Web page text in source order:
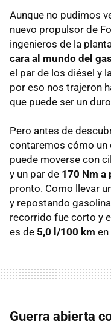
Aunque no pudimos
nuevo propulsor de
ingenieros de la
cara al mundo del
el par de los diésel y
por eso nos trajeron
que puede ser un
Pero antes de
contaremos cómo un
puede moverse con
y un par de 170 Nm a
pronto. Como llevar
y repostando
recorrido fue corto y
es de 5,0 l/100 km
Guerra abierta